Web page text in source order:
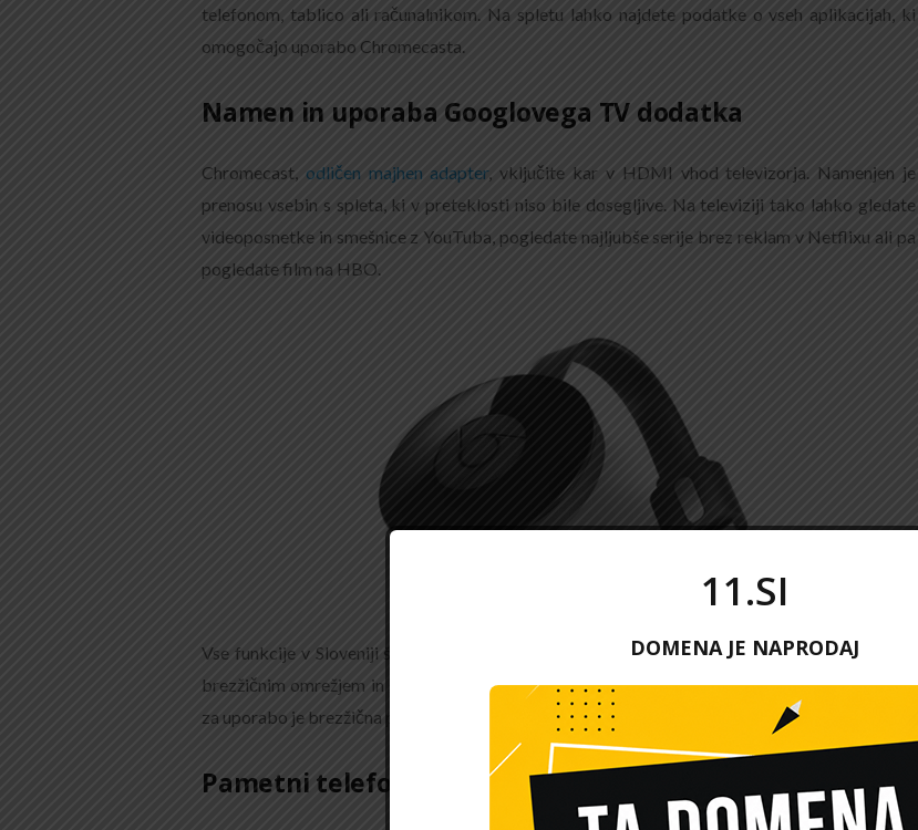
telefonom, tablico ali računalnikom. Na spletu lahko najdete podatke o vseh aplikacijah, ki
omogočajo uporabo Chromecasta.
Namen in uporaba Googlovega TV dodatka
Chromecast, odličen majhen adapter, vključite kar v HDMI vhod televizorja. Namenjen je
prenosu vsebin s spleta, ki v preteklosti niso bile dosegljive. Na televiziji tako lahko gledate
videoposnetke in smešnice z YouTuba, pogledate najljubše serije brez reklam v Netflixu ali pa
pogledate film na HBO.
Vse funkcije v Sloveniji še niso dostopne, vendar bodo kmalu. Adapter preprosto povežete z
brezžičnim omrežjem in ga upravljate prek pametnega telefona, tablice ali računalnika. Pogoj
za uporabo je brezžična povezava.
Pametni telefon in predvajanje vsebine na televiziji
11.SI
DOMENA JE NAPRODAJ